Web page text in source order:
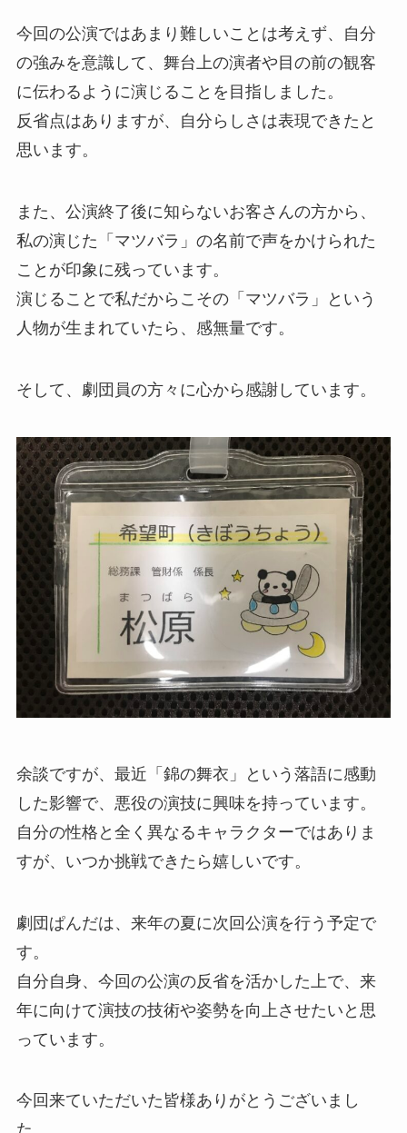
今回の公演ではあまり難しいことは考えず、自分
の強みを意識して、舞台上の演者や目の前の観客
に伝わるように演じることを目指しました。
反省点はありますが、自分らしさは表現できたと
思います。
また、公演終了後に知らないお客さんの方から、
私の演じた「マツバラ」の名前で声をかけられた
ことが印象に残っています。
演じることで私だからこその「マツバラ」という
人物が生まれていたら、感無量です。
そして、劇団員の方々に心から感謝しています。
余談ですが、最近「錦の舞衣」という落語に感動
した影響で、悪役の演技に興味を持っています。
自分の性格と全く異なるキャラクターではありま
すが、いつか挑戦できたら嬉しいです。
劇団ぱんだは、来年の夏に次回公演を行う予定で
す。
自分自身、今回の公演の反省を活かした上で、来
年に向けて演技の技術や姿勢を向上させたいと思
っています。
今回来ていただいた皆様ありがとうございまし